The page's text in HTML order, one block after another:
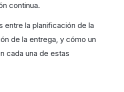
continua.
entre la planificación de la
de la entrega, y cómo un
cada una de estas